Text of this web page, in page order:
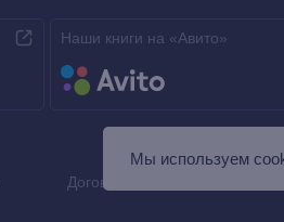
Мы используем
Договор оферты
Наши книги на «Авито»